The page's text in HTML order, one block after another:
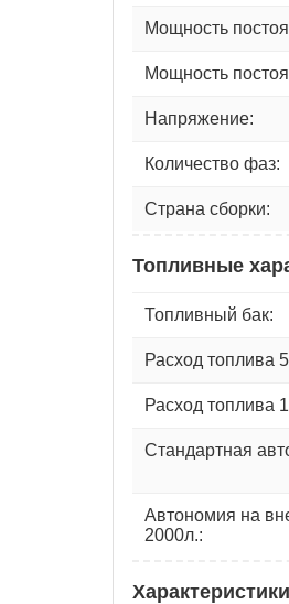
Мощность
Мощность
Напряжение:
Количество фаз:
Страна сборки:
Топливные
Топливный бак:
Расход топлива
Расход топлива
Стандартная
Автономия на
2000л.: